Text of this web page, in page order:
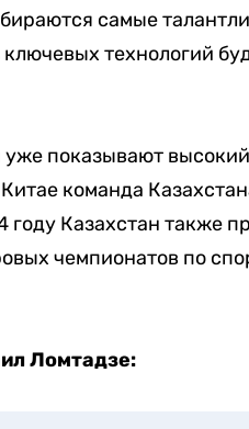
самые
технологий
показывают
команда
Казахстан также
чемпионатов по
Ломтадзе: